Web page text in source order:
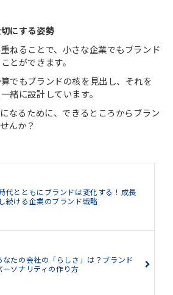
にする姿勢
ねることで、小さな企業でもブランド
とができます。
でもブランドの核を見出し、それを
緒に設計しています。
なるために、できるところからブラン
んか？
代とともにブランドは変化する！成長
し続ける企業のブランド戦略
なたの会社の「らしさ」は？ブランド
ーソナリティの作り方